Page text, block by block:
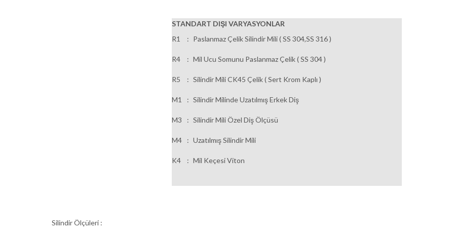
STANDART DIŞI VARYASYONLAR
R1
: Paslanmaz Çelik Silindir Mili ( SS 304,SS 316 )
R4 : Mil Ucu Somunu Paslanmaz Çelik ( SS 304 )
R5 : Silindir Mili CK45 Çelik ( Sert Krom Kaplı )
M1 : Silindir Milinde Uzatılmış Erkek Diş
M3 : Silindir Mili Özel Diş Ölçüsü
M4 : Uzatılmış Silindir Mili
K4 : Mil Keçesi Viton
Silindir Ölçüleri :